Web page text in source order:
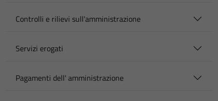
Controlli e rilievi sull'amministrazione
Servizi erogati
Pagamenti dell' amministrazione